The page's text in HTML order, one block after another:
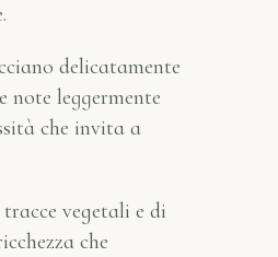
delicatamente
note leggermente
che invita a
vegetali e di
che